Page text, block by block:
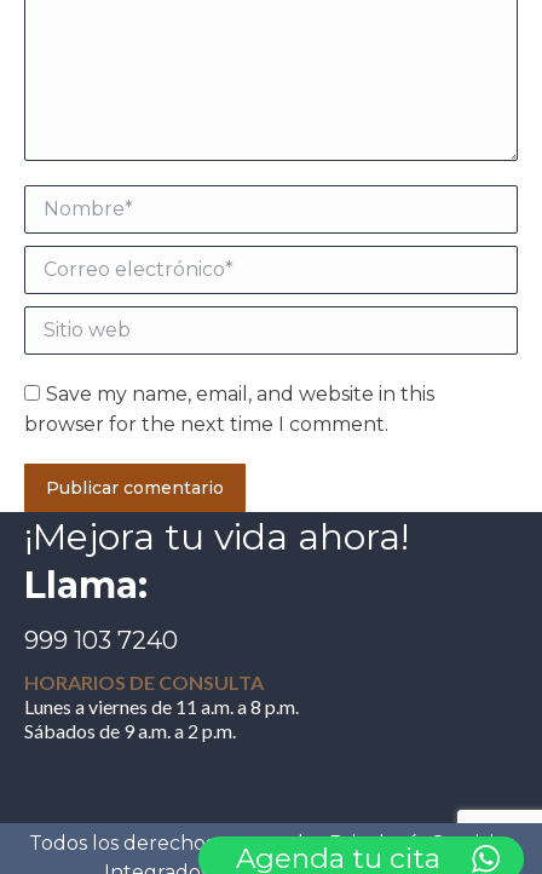
Nombre *
Correo electrónico *
Sitio web
Save my name, email, and website in this
browser for the next time I comment.
Publicar comentario
¡Mejora tu vida ahora!
Llama:
999 103 7240
HORARIOS DE CONSULTA
Lunes a viernes de 11 a.m. a 8 p.m.
Sábados de 9 a.m. a 2 p.m.
Todos los derechos reservados Psicología Servicios
Agenda tu cita